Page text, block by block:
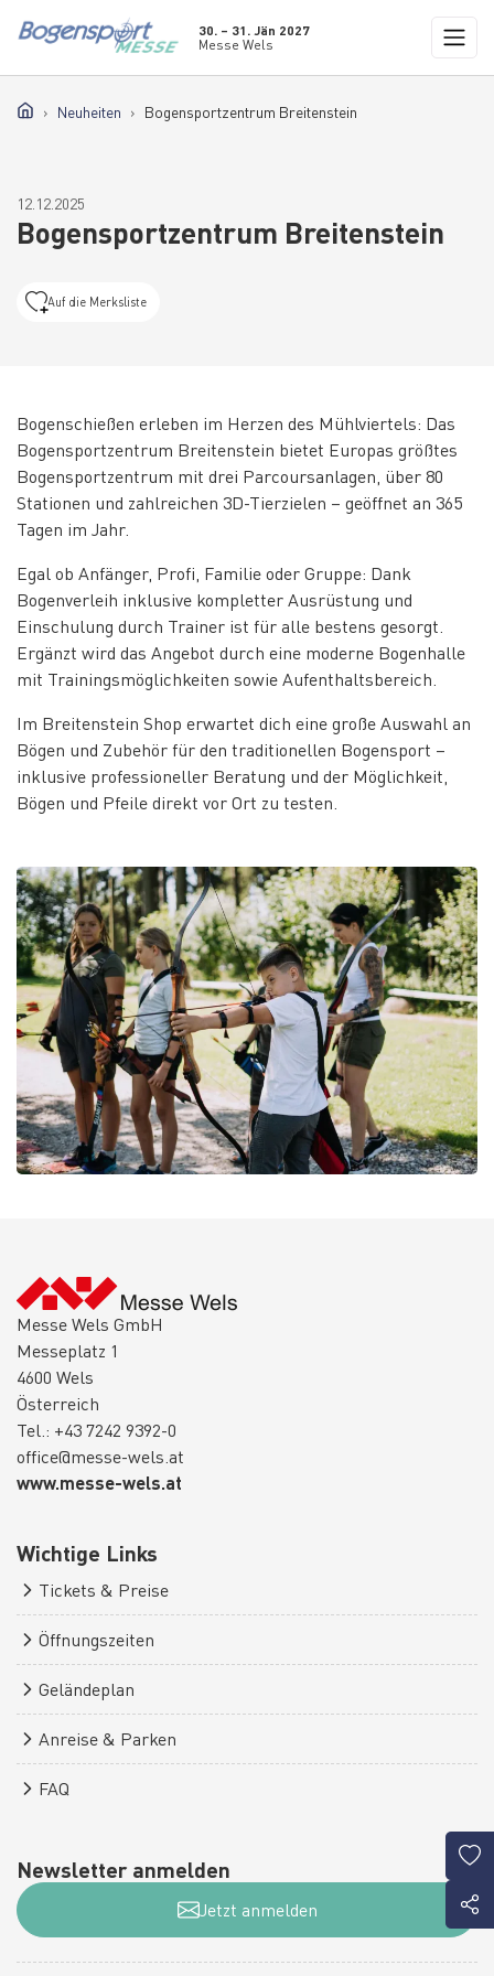
30. – 31. Jän 2027
Messe Wels
Neuheiten Bogensportzentrum Breitenstein
12.12.2025
Bogensportzentrum Breitenstein
Auf die Merksliste
Bogenschießen erleben im Herzen des Mühlviertels: Das
Bogensportzentrum Breitenstein bietet Europas größtes
Bogensportzentrum mit drei Parcoursanlagen, über 80
Stationen und zahlreichen 3D-Tierzielen – geöffnet an 365
Tagen im Jahr.
Egal ob Anfänger, Profi, Familie oder Gruppe: Dank
Bogenverleih inklusive kompletter Ausrüstung und
Einschulung durch Trainer ist für alle bestens gesorgt.
Ergänzt wird das Angebot durch eine moderne Bogenhalle
mit Trainingsmöglichkeiten sowie Aufenthaltsbereich.
Im Breitenstein Shop erwartet dich eine große Auswahl an
Bögen und Zubehör für den traditionellen Bogensport –
inklusive professioneller Beratung und der Möglichkeit,
Bögen und Pfeile direkt vor Ort zu testen.
Messe Wels GmbH
Messeplatz 1
4600 Wels
Österreich
Tel.: +43 7242 9392-0
office@messe-wels.at
www.messe-wels.at
Wichtige Links
Tickets & Preise
Öffnungszeiten
Geländeplan
Anreise & Parken
FAQ
Newsletter anmelden
Jetzt anmelden